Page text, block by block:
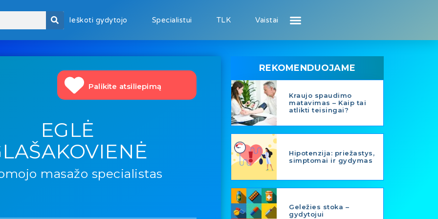
Ieškoti gydytojo Specialistui TLK Vaistai
Palikite atsiliepimą
EGLĖ
masažo specialistas
REKOMENDUOJAME
Kraujo spaudimo
matavimas – Kaip tai
atlikti teisingai?
Hipotenzija: priežastys,
simptomai ir gydymas
Geležies stoka –
gydytojui